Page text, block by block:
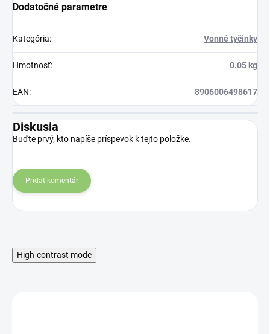
Dodatočné parametre
Kategória: Vonné tyčinky
Hmotnosť: 0.05 kg
EAN: 8906006498617
Diskusia
Buďte prvý, kto napíše príspevok k tejto položke.
Pridať komentár
High-contrast mode